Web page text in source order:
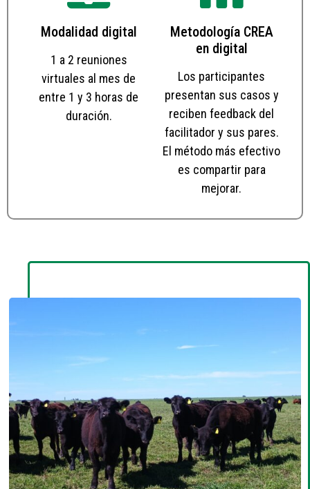
Modalidad digital
1 a 2 reuniones
virtuales al mes de
entre 1 y 3 horas de
duración.
Metodología CREA
en digital
Los participantes
presentan sus casos y
reciben feedback del
facilitador y sus pares.
El método más efectivo
es compartir para
mejorar.